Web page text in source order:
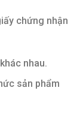
chứng nhận
nhau.
sản phẩm